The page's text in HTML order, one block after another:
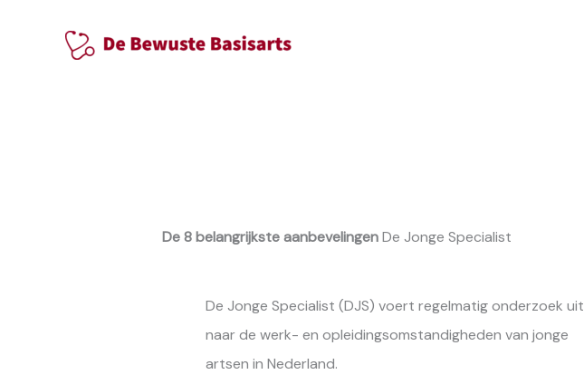
De 8 belangrijkste aanbevelingenDe Jonge Specialist
De Jonge Specialist (DJS) voert regelmatig onderzoek uit
naar de werk- en opleidingsomstandigheden van jonge
artsen in Nederland.